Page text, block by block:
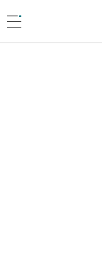
directement
Menu